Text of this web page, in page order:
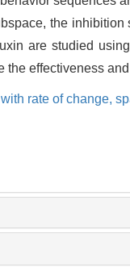
the
are studied
the effectiveness
rate of change,